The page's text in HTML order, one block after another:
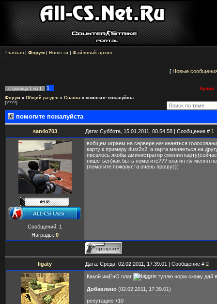
Главная | Форум | Новости | Файловый архив
[ Новые
Страница 1 из 1 1
Архив -
Форум » Общий раздел » Свалка » помогите пожалуйста
(????)
помогите пожалуйста
san4o703 Дата: Суббота, 15.01.2011, 00.54.58 | Сообщение # 1
Сообщений: 1
Награды: 0
вобщем играем на сервере,начинаеться
карту к примеру dust2x2, а карта меняеться на
писалось якобы аминистратор сменил
пишеться)как быть помогите??? плагин rtv менял
(помогите пожалуста очень прошу(((
ligaty Дата: Среда, 02.02.2011, 17.39.01 | Сообщение # 2
Какой имЕнО плаг туплю норм скажу дай
Добавлено (02.02.2011, 17.39.01)
---------------------------------------------
репутацию +10